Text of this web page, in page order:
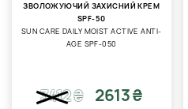
ЗВОЛОЖУЮЧИЙ ЗАХИСНИЙ КРЕМ
SPF-50
SUN CARE DAILY MOIST ACTIVE ANTI-
AGE SPF-050
3412₴ 2613 ₴